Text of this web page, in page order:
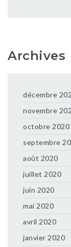
Archives
décembre
novembre
octobre 2020
septembre
août 2020
juillet 2020
juin 2020
mai 2020
avril 2020
janvier 2020